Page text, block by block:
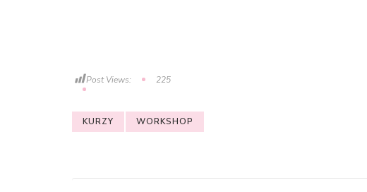
Post Views: 225
KURZY WORKSHOP